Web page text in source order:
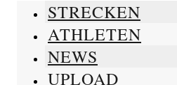
STRECKEN
ATHLETEN
NEWS
UPLOAD